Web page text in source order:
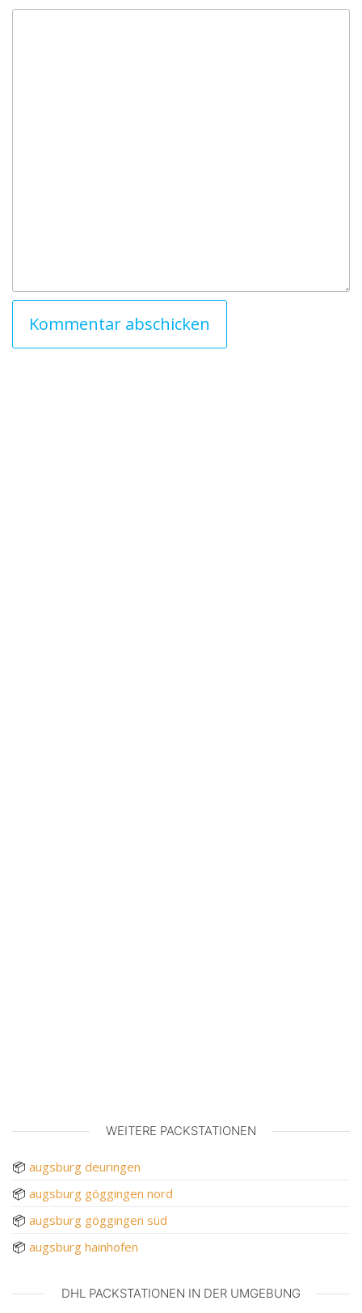
WEITERE PACKSTATIONEN
📦 augsburg deuringen
📦 augsburg göggingen nord
📦 augsburg göggingen süd
📦 augsburg hainhofen
DHL PACKSTATIONEN IN DER UMGEBUNG